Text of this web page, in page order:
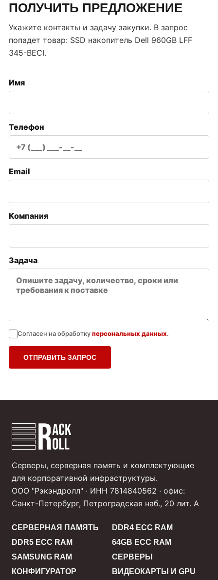
ПОЛУЧИТЬ ПРЕДЛОЖЕНИЕ
Укажите контакты и задачу закупки. В запрос
попадет товар: SSD накопитель Dell 960GB LFF
345-BECI.
Имя
Телефон
Email
Компания
Задача
Согласен на обработкуперсональных данных.
ОТПРАВИТЬ ЗАПРОС
Серверы, серверная память и комплектующие
для корпоративной инфраструктуры.
ООО "Рэкэндролл" · ИНН 7814840562 · офис:
Санкт-Петербург, Петроградская наб., 20 лит. А
СЕРВЕРНАЯ ПАМЯТЬ
DDR4 ECC RAM
DDR5 ECC RAM
64GB ECC RAM
SAMSUNG RAM
СЕРВЕРЫ
КОНФИГУРАТОР
ВИДЕОКАРТЫ И GPU